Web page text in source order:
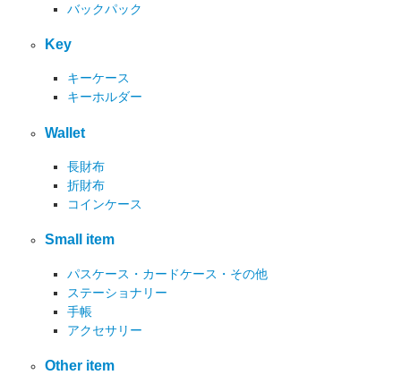
バックパック
Key
キーケース
キーホルダー
Wallet
長財布
折財布
コインケース
Small item
パスケース・カードケース・その他
ステーショナリー
手帳
アクセサリー
Other item